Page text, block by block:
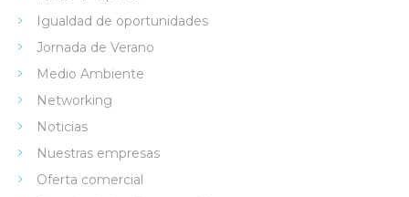
Igualdad de oportunidades
Jornada de Verano
Medio Ambiente
Networking
Noticias
Nuestras empresas
Oferta comercial